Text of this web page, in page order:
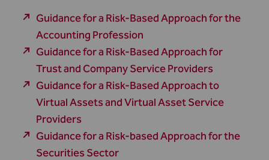
Guidance for a Risk-Based Approach for the
Accounting Profession
Guidance for a Risk-Based Approach for
Trust and Company Service Providers
Guidance for a Risk-Based Approach to
Virtual Assets and Virtual Asset Service
Providers
Guidance for a Risk-based Approach for the
Securities Sector